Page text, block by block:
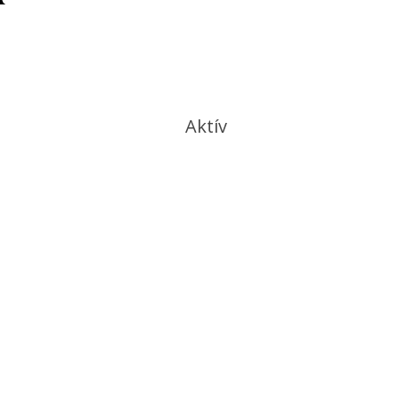
Aktív